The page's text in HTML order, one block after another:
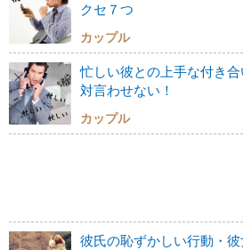
クセ７つ
カップル
忙しい彼との上手な付き
対言わせない！
カップル
彼氏の恥ずかしい行動・